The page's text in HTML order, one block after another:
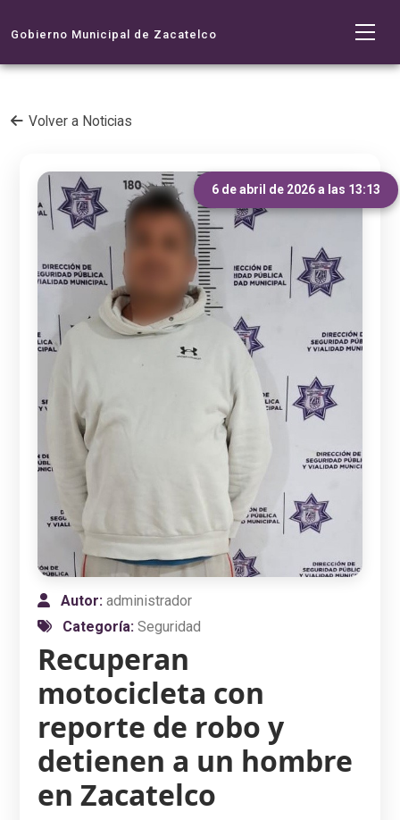
Gobierno Municipal de Zacatelco
Volver a Noticias
6 de abril de 2026 a las 13:13
Autor:administrador
Categoría:Seguridad
Recuperan
motocicleta con
reporte de robo y
detienen a un hombre
en Zacatelco